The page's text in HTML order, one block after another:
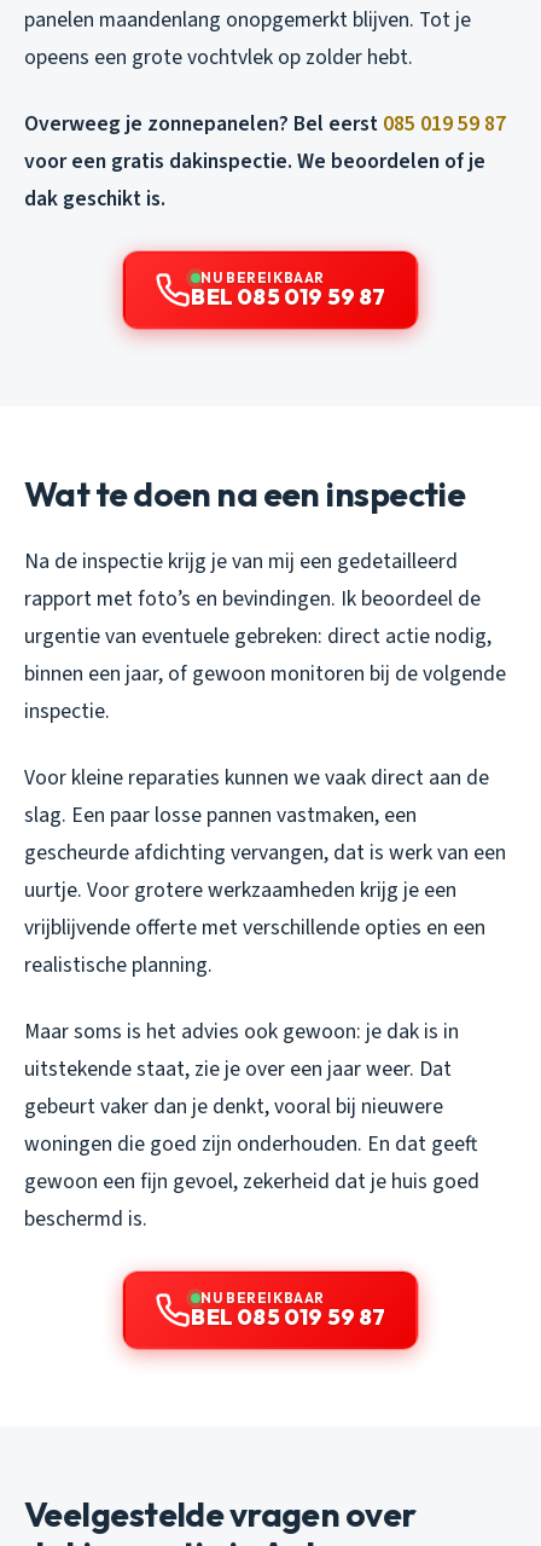
panelen maandenlang onopgemerkt blijven. Tot je
opeens een grote vochtvlek op zolder hebt.
Overweeg je zonnepanelen? Bel eerst 085 019 59 87
voor een gratis dakinspectie. We beoordelen of je
dak geschikt is.
NU BEREIKBAAR
BEL 085 019 59 87
Wat te doen na een inspectie
Na de inspectie krijg je van mij een gedetailleerd
rapport met foto’s en bevindingen. Ik beoordeel de
urgentie van eventuele gebreken: direct actie nodig,
binnen een jaar, of gewoon monitoren bij de volgende
inspectie.
Voor kleine reparaties kunnen we vaak direct aan de
slag. Een paar losse pannen vastmaken, een
gescheurde afdichting vervangen, dat is werk van een
uurtje. Voor grotere werkzaamheden krijg je een
vrijblijvende offerte met verschillende opties en een
realistische planning.
Maar soms is het advies ook gewoon: je dak is in
uitstekende staat, zie je over een jaar weer. Dat
gebeurt vaker dan je denkt, vooral bij nieuwere
woningen die goed zijn onderhouden. En dat geeft
gewoon een fijn gevoel, zekerheid dat je huis goed
beschermd is.
NU BEREIKBAAR
BEL 085 019 59 87
Veelgestelde vragen over